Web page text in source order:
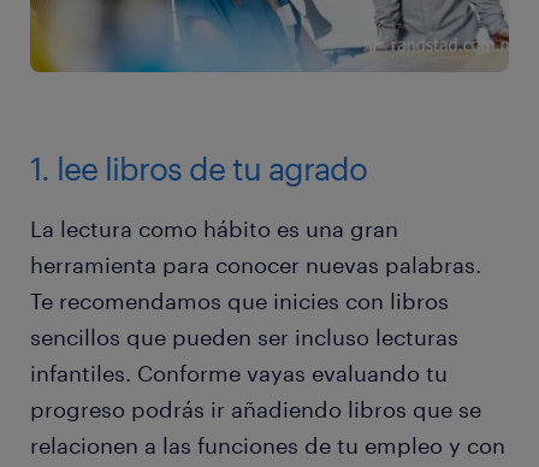
1. lee libros de tu agrado
La lectura como hábito es una gran
herramienta para conocer nuevas palabras.
Te recomendamos que inicies con libros
sencillos que pueden ser incluso lecturas
infantiles. Conforme vayas evaluando tu
progreso podrás ir añadiendo libros que se
relacionen a las funciones de tu empleo y con